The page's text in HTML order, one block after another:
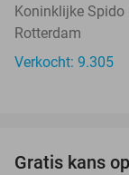
Koninklijke Spido
Rotterdam
Verkocht: 9.305
Gratis kans